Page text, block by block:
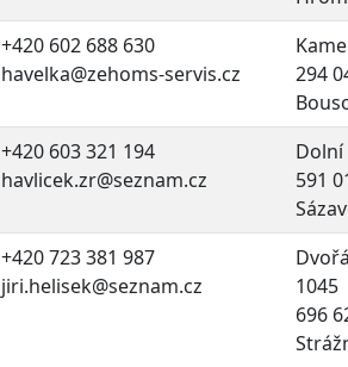
+420 602 688 630
havelka@zehoms-servis.cz
294
+420 603 321 194
havlicek.zr@seznam.cz
Dolní
591
+420 723 381 987
jiri.helisek@seznam.cz
1045
696